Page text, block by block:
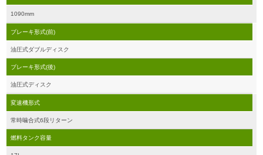
1090mm
ブレーキ形式(前)
油圧式ダブルディスク
ブレーキ形式(後)
油圧式ディスク
変速機形式
常時噛合式6段リターン
燃料タンク容量